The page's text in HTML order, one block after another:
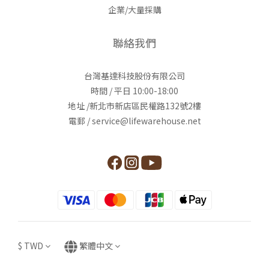
企業/大量採購
聯絡我們
台灣基達科技股份有限公司
時間 / 平日 10:00-18:00
地址 /新北市新店區民權路132號2樓
電郵 / service@lifewarehouse.net
$ TWD 繁體中文